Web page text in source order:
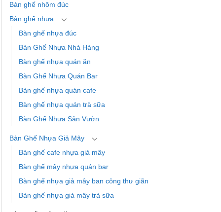
Bàn ghế nhôm đúc
Bàn ghế nhựa
Bàn ghế nhựa đúc
Bàn Ghế Nhựa Nhà Hàng
Bàn ghế nhựa quán ăn
Bàn Ghế Nhựa Quán Bar
Bàn ghế nhựa quán cafe
Bàn ghế nhựa quán trà sữa
Bàn Ghế Nhựa Sân Vườn
Bàn Ghế Nhựa Giả Mây
Bàn ghế cafe nhựa giả mây
Bàn ghế mây nhựa quán bar
Bàn ghế nhựa giả mây ban công thư giãn
Bàn ghế nhựa giả mây trà sữa